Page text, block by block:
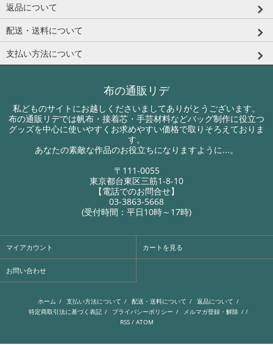
返品について
配送・送料について
支払い方法について
布の通販リデ
私どものサイトにお越しくださいましてありがとうございます。
布の通販リデでは帆布・接着芯・手芸材料などバッグ制作に役立つ
グッズを中心に使いやすくお求めやすい価格で取りそろえておりま
す。
あなたの素敵な作品のお役立ちになりますように...。
〒111-0055
東京都台東区三筋1-8-10
【電話でのお問合せ】
03-3863-5668
(受付時間：平日10時～17時)
マイアカウント カートを見る
お問い合わせ
ホーム / 支払い方法について / 配送・送料について / 返品について /
特定商取引法に基づく表記 / プライバシーポリシー / メルマガ登録・解除 / /
RSS/ ATOM